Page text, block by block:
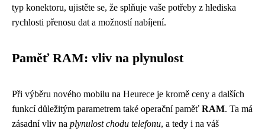
typ konektoru, ujistěte se, že splňuje vaše potřeby z hlediska
rychlosti přenosu dat a možností nabíjení.
Paměť RAM: vliv na plynulost
Při výběru nového mobilu na Heurece je kromě ceny a dalších
funkcí důležitým parametrem také operační paměť RAM. Ta má
zásadní vliv na plynulost chodu telefonu, a tedy i na váš